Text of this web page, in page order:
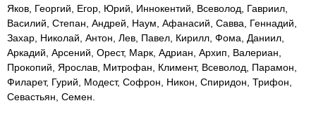
Яков, Георгий, Егор, Юрий, Иннокентий, Всеволод, Гавриил,
Василий, Степан, Андрей, Наум, Афанасий, Савва, Геннадий,
Захар, Николай, Антон, Лев, Павел, Кирилл, Фома, Даниил,
Аркадий, Арсений, Орест, Марк, Адриан, Архип, Валериан,
Прокопий, Ярослав, Митрофан, Климент, Всеволод, Парамон,
Филарет, Гурий, Модест, Софрон, Никон, Спиридон, Трифон,
Севастьян, Семен.